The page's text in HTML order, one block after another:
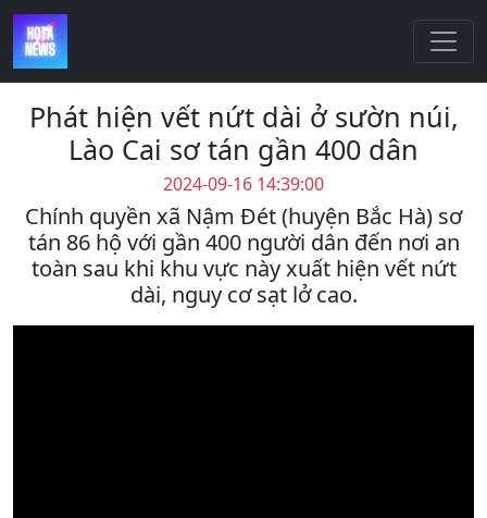
Phát hiện vết nứt dài ở sườn núi,
Lào Cai sơ tán gần 400 dân
2024-09-16 14:39:00
Chính quyền xã Nậm Đét (huyện Bắc Hà) sơ
tán 86 hộ với gần 400 người dân đến nơi an
toàn sau khi khu vực này xuất hiện vết nứt
dài, nguy cơ sạt lở cao.